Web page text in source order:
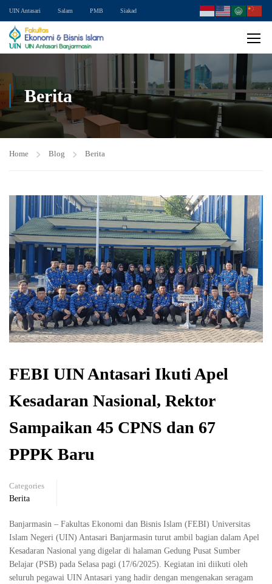
UIN Antasari Salam PMB Siakad
Berita
Home Blog Berita
FEBI UIN Antasari Ikuti Apel
Kesadaran Nasional, Rektor
Sampaikan 45 CPNS dan 67
PPPK Baru
Categories
Berita
Banjarmasin – Fakultas Ekonomi dan Bisnis Islam (FEBI) Universitas
Islam Negeri (UIN) Antasari Banjarmasin turut ambil bagian dalam Apel
Kesadaran Nasional yang digelar di halaman Gedung Pusat Sumber
Belajar (PSB) pada Selasa pagi (17/6/2025). Kegiatan ini diikuti oleh
seluruh pegawai UIN Antasari yang hadir dengan mengenakan seragam